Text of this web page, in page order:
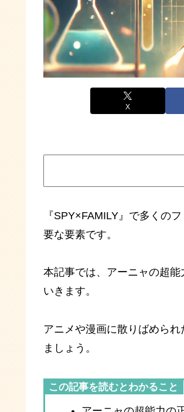
X
『SPY×FAMILY』で多くの
要な要素です。
本記事では、アーニャの超
いきます。
アニメや漫画に散りばめら
ましょう。
この記事を読むとわかること